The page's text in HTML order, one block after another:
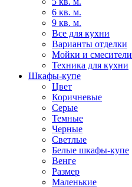
6 кв. м.
9 кв. м.
Все для кухни
Варианты отделки
Мойки и смесители
Техника для кухни
Шкафы-купе
Цвет
Коричневые
Серые
Темные
Черные
Светлые
Белые шкафы-купе
Венге
Размер
Маленькие